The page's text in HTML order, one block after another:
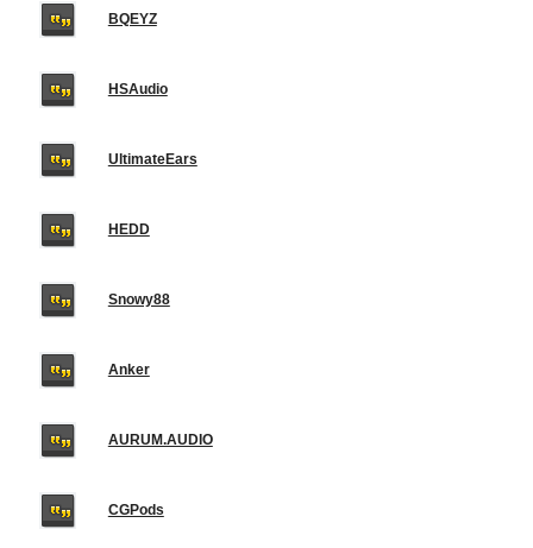
BQEYZ
HSAudio
UltimateEars
HEDD
Snowy88
Anker
AURUM.AUDIO
CGPods